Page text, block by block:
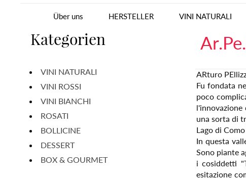
Über uns HERSTELLER VINI NATURALI
Kategorien
VINI NATURALI
VINI ROSSI
VINI BIANCHI
ROSATI
BOLLICINE
DESSERT
BOX & GOURMET
ARturo
Fu fondata
poco
una sorta di
Lago di
In questa
Sono piante
i cosiddetti
esitazione